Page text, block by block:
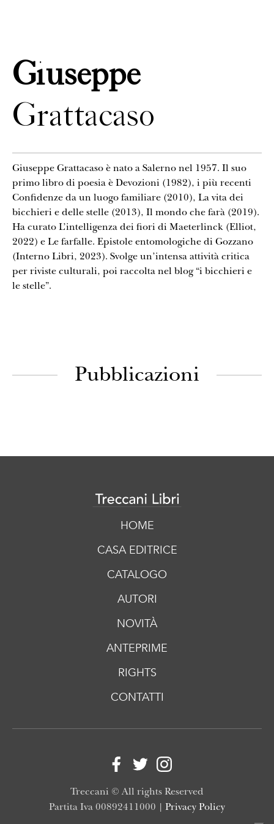
Giuseppe
Grattacaso
Giuseppe Grattacaso è nato a Salerno nel 1957. Il suo
primo libro di poesia è Devozioni (1982), i più recenti
Confidenze da un luogo familiare (2010), La vita dei
bicchieri e delle stelle (2013), Il mondo che farà (2019).
Ha curato L’intelligenza dei fiori di Maeterlinck (Elliot,
2022) e Le farfalle. Epistole entomologiche di Gozzano
(Interno Libri, 2023). Svolge un’intensa attività critica
per riviste culturali, poi raccolta nel blog “i bicchieri e
le stelle”.
Pubblicazioni
HOME
CASA EDITRICE
CATALOGO
AUTORI
NOVITÀ
ANTEPRIME
RIGHTS
CONTATTI
Treccani © All rights Reserved
Partita Iva 00892411000 | Privacy Policy